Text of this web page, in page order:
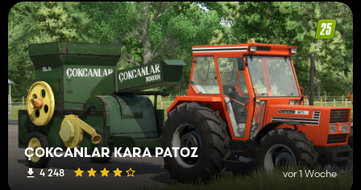
ÇOKCANLAR KARA PATOZ
4 248 vor 1 Woche